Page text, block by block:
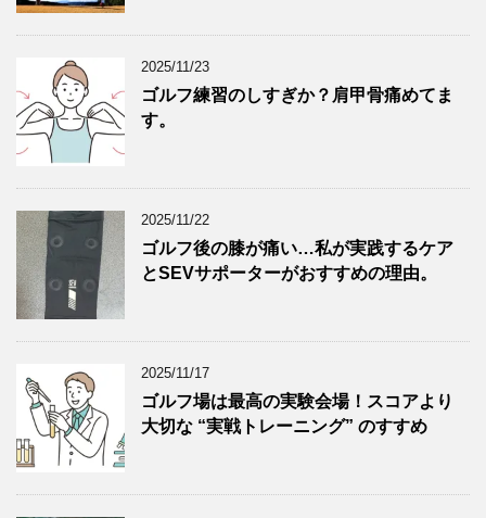
2025/11/23
ゴルフ練習のしすぎか？肩甲骨痛めてま
す。
2025/11/22
ゴルフ後の膝が痛い…私が実践するケア
とSEVサポーターがおすすめの理由。
2025/11/17
ゴルフ場は最高の実験会場！スコアより
大切な “実戦トレーニング” のすすめ